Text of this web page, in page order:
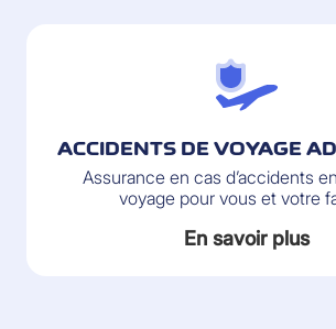
ACCIDENTS DE VOYAGE
Assurance en cas d’accidents
voyage pour vous et votre
En savoir plus